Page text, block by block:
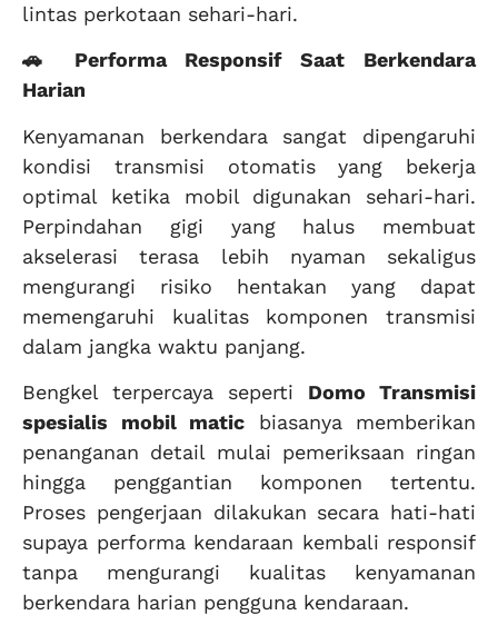
lintas perkotaan sehari-hari.
🚗 Performa Responsif Saat Berkendara
Harian
Kenyamanan berkendara sangat dipengaruhi
kondisi transmisi otomatis yang bekerja
optimal ketika mobil digunakan sehari-hari.
Perpindahan gigi yang halus membuat
akselerasi terasa lebih nyaman sekaligus
mengurangi risiko hentakan yang dapat
memengaruhi kualitas komponen transmisi
dalam jangka waktu panjang.
Bengkel terpercaya seperti Domo Transmisi
spesialis mobil matic biasanya memberikan
penanganan detail mulai pemeriksaan ringan
hingga penggantian komponen tertentu.
Proses pengerjaan dilakukan secara hati-hati
supaya performa kendaraan kembali responsif
tanpa mengurangi kualitas kenyamanan
berkendara harian pengguna kendaraan.